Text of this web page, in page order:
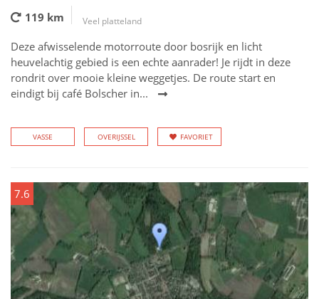
119 km Veel platteland
Deze afwisselende motorroute door bosrijk en licht
heuvelachtig gebied is een echte aanrader! Je rijdt in deze
rondrit over mooie kleine weggetjes. De route start en
eindigt bij café Bolscher in...
VASSE OVERIJSSEL FAVORIET
7.6